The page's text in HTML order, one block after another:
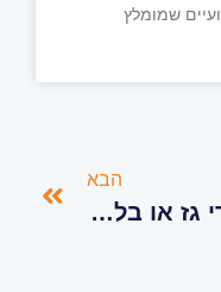
שמומלץ
הבא
צוברי גז או בלוני גז?